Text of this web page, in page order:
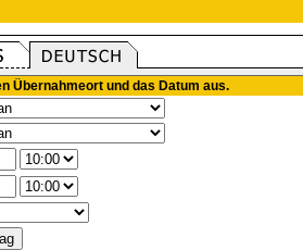
Übernahmeort und das Datum aus.